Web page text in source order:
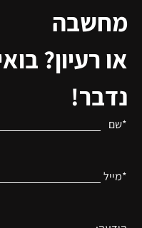
מחשבה
או רעיון?
נדבר!
*שם
*מייל